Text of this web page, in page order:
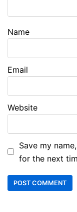
Name
Email
Website
Save my
for the next